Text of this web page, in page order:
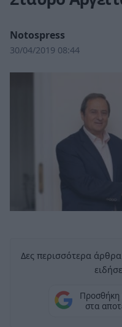
Notospress
30/04/2019 08:44
Δες περισσότερα
στα